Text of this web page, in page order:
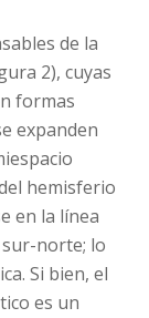
de la
2), cuyas
formas
expanden
hemisferio
en la línea
norte; lo
Si bien, el
es un